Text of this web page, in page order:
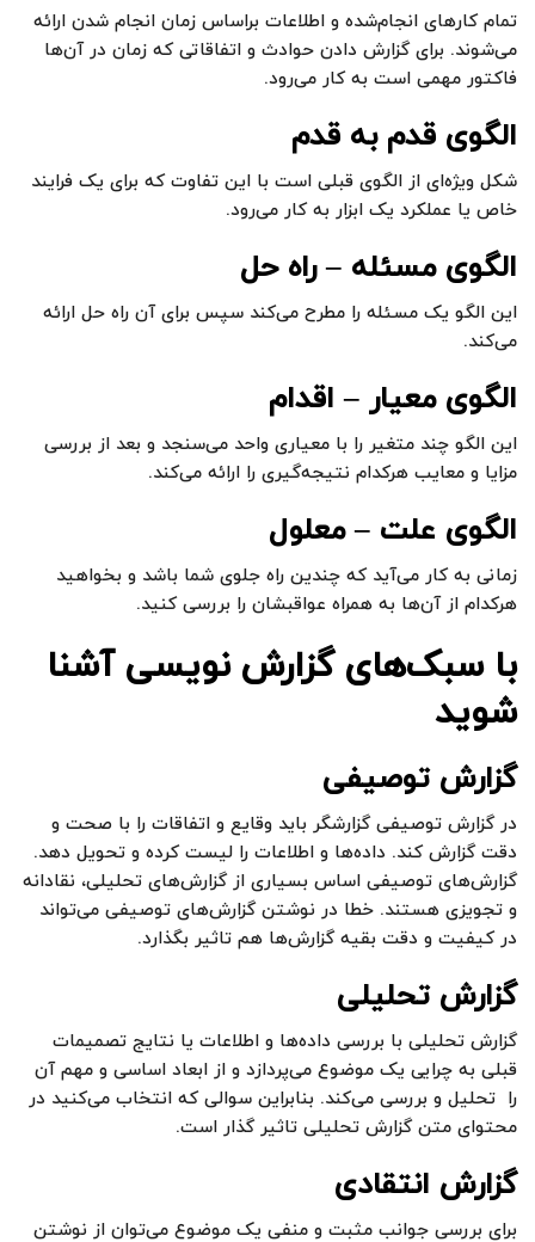
تمام کارهای انجام‌شده و اطلاعات براساس زمان انجام شدن ارائه
می‌شوند. برای گزارش دادن حوادث و اتفاقاتی که زمان در آن‌ها
فاکتور مهمی است به کار می‌رود.
الگوی قدم به قدم
شکل ویژه‌ای از الگوی قبلی است با این تفاوت که برای یک فرایند
خاص یا عملکرد یک ابزار به کار می‌رود.
الگوی مسئله – راه حل
این الگو یک مسئله را مطرح می‌کند سپس برای آن راه حل ارائه
می‌کند.
الگوی معیار – اقدام
این الگو چند متغیر را با معیاری واحد می‌سنجد و بعد از بررسی
مزایا و معایب هرکدام نتیجه‌گیری را ارائه می‌کند.
الگوی علت – معلول
زمانی به کار می‌آید که چندین راه جلوی شما باشد و بخواهید
هرکدام از آن‌ها به همراه عواقبشان را بررسی کنید.
با سبک‌های گزارش‌ نویسی آشنا
شوید
گزارش توصیفی
در گزارش توصیفی گزارشگر باید وقایع و اتفاقات را با صحت و
دقت گزارش کند. داده‌ها و اطلاعات را لیست کرده و تحویل دهد.
گزارش‌های توصیفی اساس بسیاری از گزارش‌های تحلیلی، نقادانه
و تجویزی هستند. خطا در نوشتن گزارش‌های توصیفی می‌تواند
در کیفیت و دقت بقیه گزارش‌ها هم تاثیر بگذارد.
گزارش تحلیلی
گزارش تحلیلی با بررسی داده‌ها و اطلاعات یا نتایج تصمیمات
قبلی به چرایی یک موضوع می‌پردازد و از ابعاد اساسی و مهم آن
را تحلیل و بررسی می‌کند. بنابراین سوالی که انتخاب می‌کنید در
محتوای متن گزارش تحلیلی تاثیر گذار است.
گزارش انتقادی
برای بررسی جوانب مثبت و منفی یک موضوع می‌توان از نوشتن